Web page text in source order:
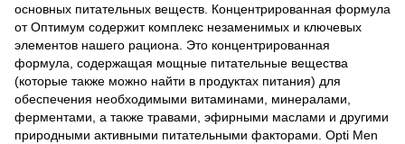
основных питательных веществ. Концентрированная формула
от Оптимум содержит комплекс незаменимых и ключевых
элементов нашего рациона. Это концентрированная
формула, содержащая мощные питательные вещества
(которые также можно найти в продуктах питания) для
обеспечения необходимыми витаминами, минералами,
ферментами, а также травами, эфирными маслами и другими
природными активными питательными факторами. Opti Men